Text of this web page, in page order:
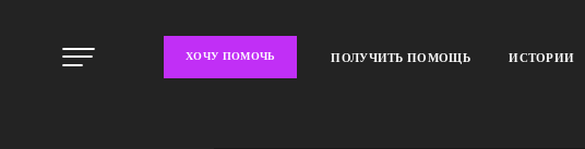
ХОЧУ ПОМОЧЬ ПОЛУЧИТЬ ПОМОЩЬ ИСТОРИИ